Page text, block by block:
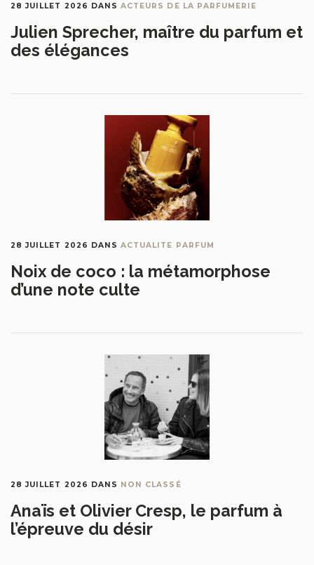
28 JUILLET 2026 DANSACTEURS DE LA PARFUMERIE
Julien Sprecher, maître du parfum et
des élégances
28 JUILLET 2026 DANSACTUALITE PARFUM
Noix de coco : la métamorphose
d’une note culte
28 JUILLET 2026 DANS NON CLASSÉ
Anaïs et Olivier Cresp, le parfum à
l’épreuve du désir